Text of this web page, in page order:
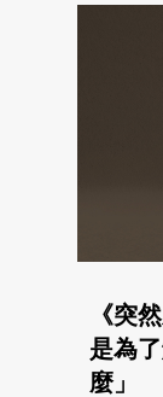
《突
是為
麼」